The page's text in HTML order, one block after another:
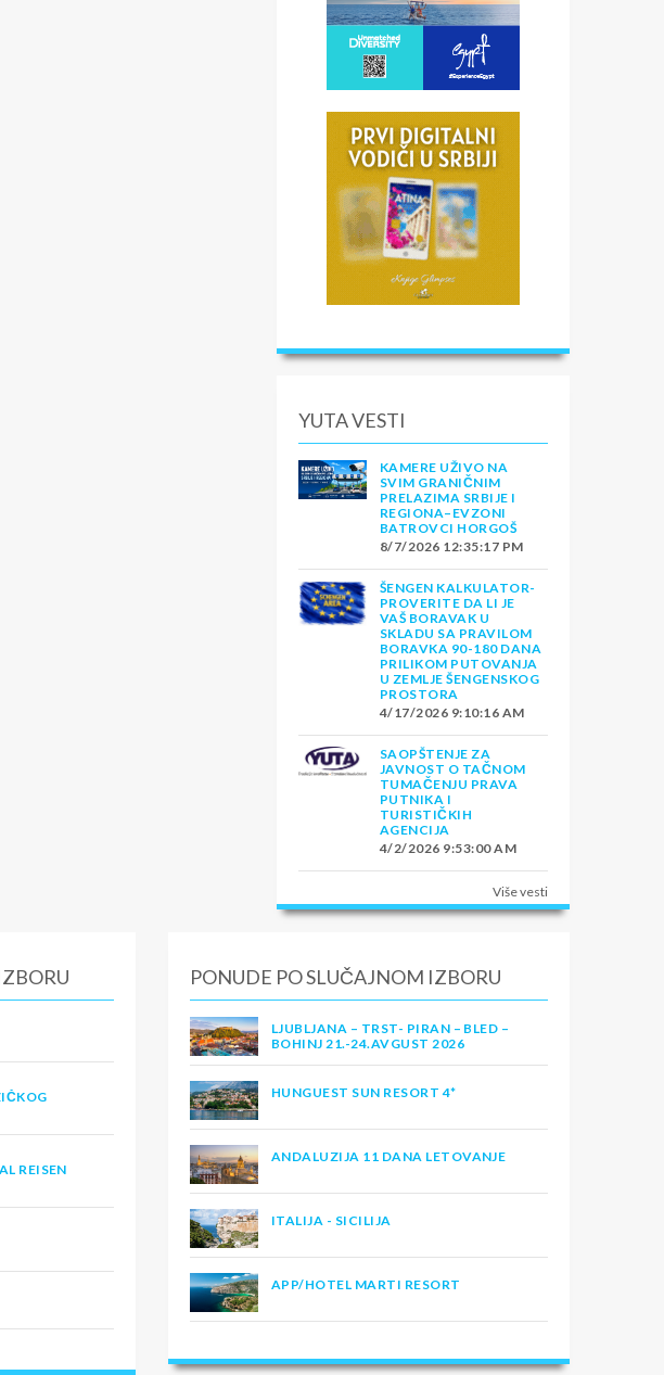
YUTA VESTI
KAMERE UŽIVO NA
SVIM GRANIČNIM
PRELAZIMA SRBIJE I
REGIONA–EVZONI
BATROVCI HORGOŠ
8/7/2026 12:35:17 PM
ŠENGEN KALKULATOR-
PROVERITE DA LI JE
VAŠ BORAVAK U
SKLADU SA PRAVILOM
BORAVKA 90-180 DANA
PRILIKOM PUTOVANJA
U ZEMLJE ŠENGENSKOG
PROSTORA
4/17/2026 9:10:16 AM
SAOPŠTENJE ZA
JAVNOST O TAČNOM
TUMAČENJU PRAVA
PUTNIKA I
TURISTIČKIH
AGENCIJA
4/2/2026 9:53:00 AM
Više vesti
REISEN
PONUDE PO SLUČAJNOM IZBORU
LJUBLJANA – TRST- PIRAN – BLED –
BOHINJ 21.-24.AVGUST 2026
HUNGUEST SUN RESORT 4*
ANDALUZIJA 11 DANA LETOVANJE
ITALIJA - SICILIJA
APP/HOTEL MARTI RESORT